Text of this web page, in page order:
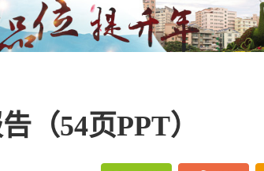
（54页PPT）